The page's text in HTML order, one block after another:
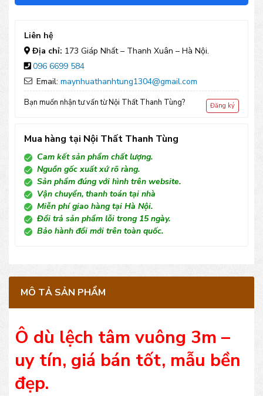
vuông
số
lượng
Liên hệ
Địa chỉ: 173 Giáp Nhất – Thanh Xuân – Hà Nội.
096 6699 584
Email: maynhuathanhtung1304@gmail.com
Bạn muốn nhận tư vấn từ Nội Thất Thanh Tùng? Đăng ký
Mua hàng tại Nội Thất Thanh Tùng
Cam kết sản phẩm chất lượng.
Nguồn gốc xuất xứ rõ ràng.
Sản phẩm đúng với hình trên website.
Vận chuyển, thanh toán tại nhà
Miễn phí giao hàng tại Hà Nội.
Đổi trả sản phẩm lỗi trong 15 ngày.
Bảo hành đổi mới trên toàn quốc.
MÔ TẢ SẢN PHẨM
Ô dù lệch tâm vuông 3m –
uy tín, giá bán tốt, mẫu bền
đẹp.